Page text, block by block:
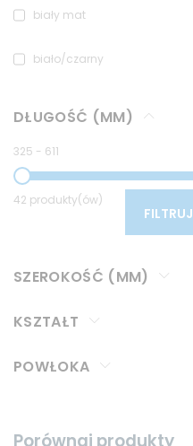
biały mat
biało/czarny
DŁUGOŚĆ (MM)
325 - 611
42 produkty(ów)
FILTRUJ
SZEROKOŚĆ (MM)
KSZTAŁT
POWŁOKA
Porównaj produkty